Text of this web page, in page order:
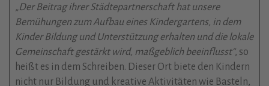
„Der Beitrag ihrer Städtepartnerschaft hat unsere
Bemühungen zum Aufbau eines Kindergartens, in dem
Kinder Bildung und Unterstützung erhalten und die lokale
Gemeinschaft gestärkt wird, maßgeblich beeinflusst“, so
heißt es in dem Schreiben. Dieser Ort biete den Kindern
nicht nur Bildung und kreative Aktivitäten wie Basteln,